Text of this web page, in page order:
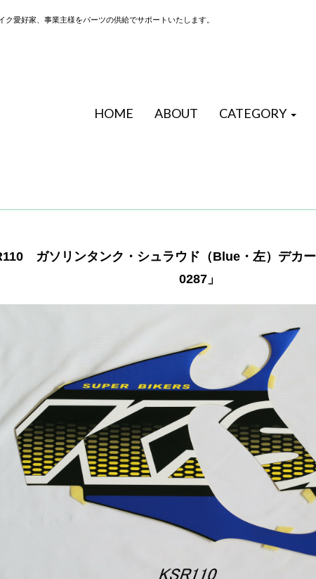
愛好家、事業主様をパーツの供給でサポートいたします。
HOME ABOUT CATEGORY
ガソリンタンク・シュラウド（Blue・左）デカ
0287」